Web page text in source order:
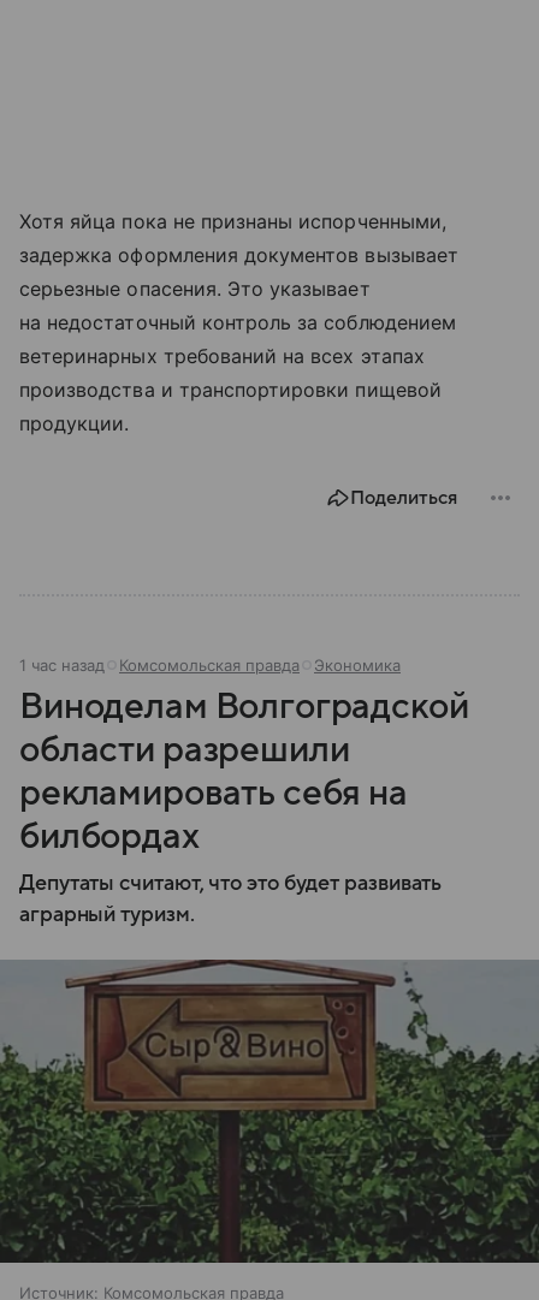
Хотя яйца пока не признаны испорченными,
задержка оформления документов вызывает
серьезные опасения. Это указывает
на недостаточный контроль за соблюдением
ветеринарных требований на всех этапах
производства и транспортировки пищевой
продукции.
Поделиться
1 час назад Комсомольская правда Экономика
Виноделам Волгоградской
области разрешили
рекламировать себя на
билбордах
Депутаты считают, что это будет развивать
аграрный туризм.
Источник: Комсомольская правда